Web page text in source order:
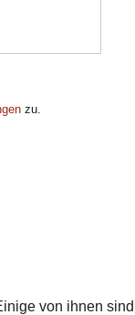
zu.
von ihnen sind